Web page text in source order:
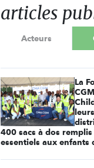
articles
Acteurs
La
400 sacs à dos
essentiels aux enfants